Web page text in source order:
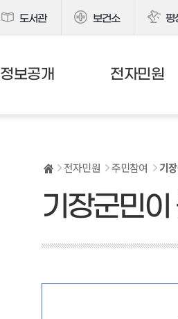
도서관 보건소 평
정보공개 전자민원
전자민원 주민참여 기
기장군민